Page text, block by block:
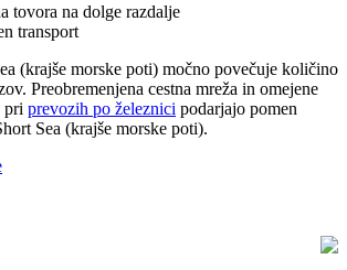
tovora na dolge razdalje
transport
(krajše morske poti) močno povečuje količino
Preobremenjena cestna mreža in omejene
pri prevozih po železnici podarjajo pomen
Sea (krajše morske poti).